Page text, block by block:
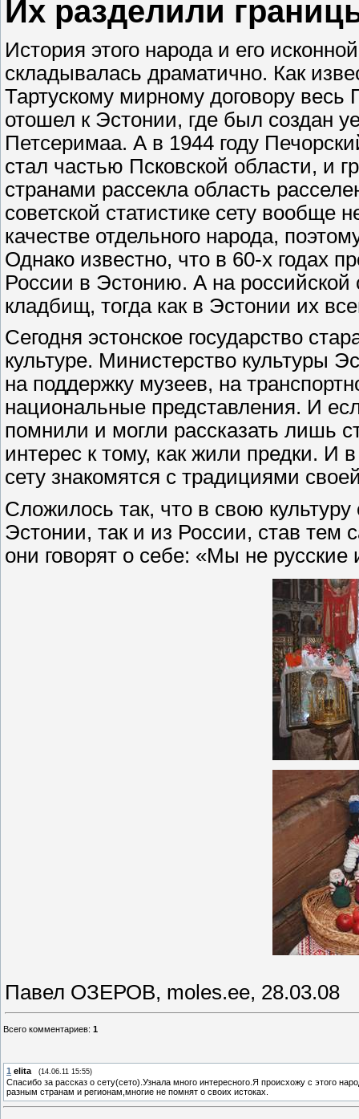
Их разделили
История этого народа и его
складывалась драматично. Как
Тартускому мирному договору весь
отошел к Эстонии, где был создан
Петсеримаа. А в 1944 году
стал частью Псковской области, и
странами рассекла область
советской статистике сету вообще
качестве отдельного народа,
Однако известно, что в 60-х годах
России в Эстонию. А на российской
кладбищ, тогда как в Эстонии их
Сегодня эстонское государство
культуре. Министерство культуры
на поддержку музеев, на
национальные представления. И
помнили и могли рассказать лишь
интерес к тому, как жили предки. И
сету знакомятся с традициями
Сложилось так, что в свою
Эстонии, так и из России, став
они говорят о себе: «Мы не
Павел ОЗЕРОВ, moles.ee, 28.03.08
Всего комментариев: 1
1 elita (14.06.11 15:55)
Спасибо за рассказ о сету(сето).Узнала много интересного.Я происхожу с этого
разным странам и регионам,многие не помнят о своих истоках.